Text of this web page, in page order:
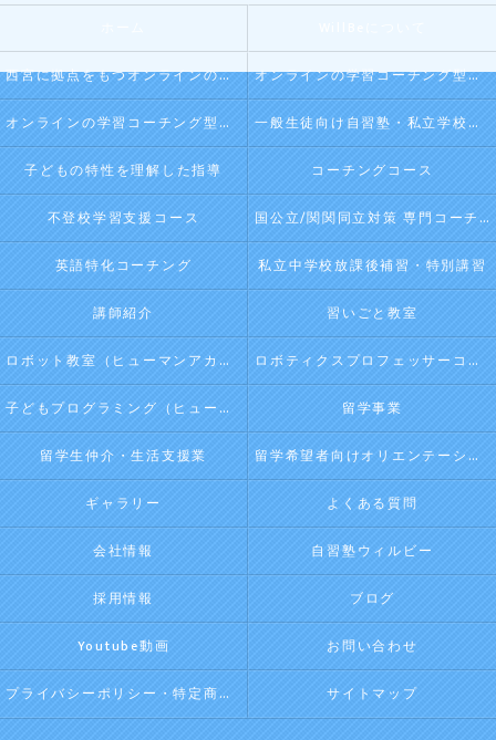
西宮に拠点をもつオンラインの学習コーチング型・映像授業型の塾･自習塾WillBeの口コミ情報 オンラインの学習コーチング型・映像授業型の塾･自習塾WillBeの評判
オンラインの学習コーチング型・映像授業型の塾･自習塾WillBeのお客様の声 一般生徒向け自習塾・私立学校向け放課後学習
子どもの特性を理解した指導 コーチングコース
不登校学習支援コース 国公立/関関同立対策 専門コーチング
英語特化コーチング 私立中学校放課後補習・特別講習
講師紹介 習いごと教室
ロボット教室（ヒューマンアカデミージュニアプログラム） ロボティクスプロフェッサーコース（ヒューマンアカデミージュニアプログラム）
子どもプログラミング（ヒューマンアカデミージュニアプログラム） 留学事業
留学生仲介・生活支援業 留学希望者向けオリエンテーション
ギャラリー よくある質問
会社情報 自習塾ウィルビー
採用情報 ブログ
Youtube動画 お問い合わせ
プライバシーポリシー・特定商取引法に基づく表記 サイトマップ